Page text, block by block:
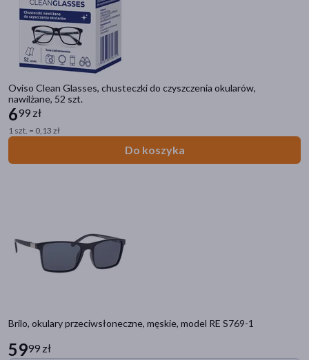
Oviso Clean Glasses, chusteczki do czyszczenia okularów,
nawilżane, 52 szt.
699 zł
1 szt. = 0,13 zł
Do koszyka
Brilo, okulary przeciwsłoneczne, męskie, model RE S769-1
5999 zł